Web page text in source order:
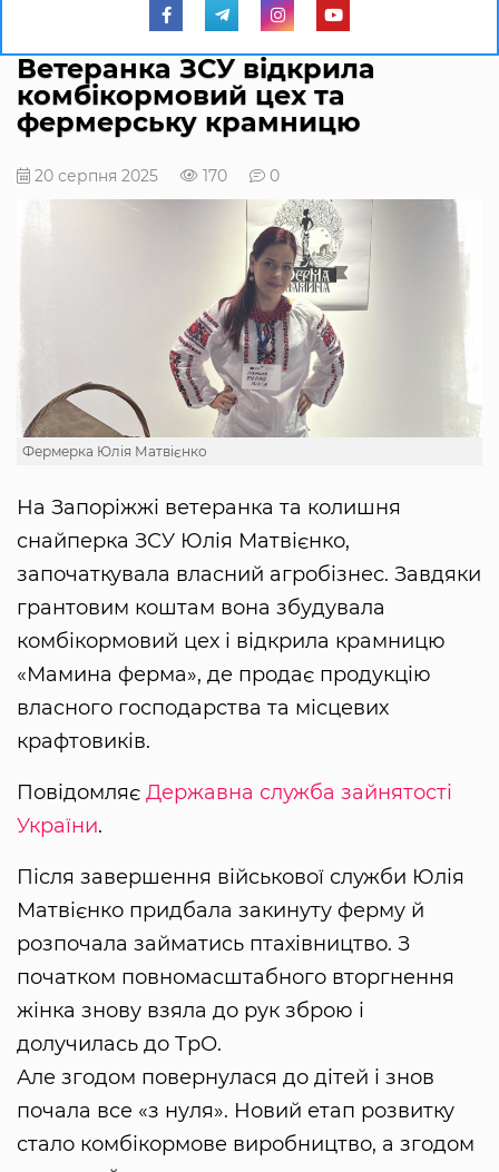
Ветеранка ЗСУ відкрила
комбікормовий цех та
фермерську крамницю
20 серпня 2025 170 0
Фермерка Юлія Матвієнко
На Запоріжжі ветеранка та колишня
снайперка ЗСУ Юлія Матвієнко,
започаткувала власний агробізнес. Завдяки
грантовим коштам вона збудувала
комбікормовий цех і відкрила крамницю
«Мамина ферма», де продає продукцію
власного господарства та місцевих
крафтовиків.
Повідомляє Державна служба зайнятості
України.
Після завершення військової служби Юлія
Матвієнко придбала закинуту ферму й
розпочала займатись птахівництво. З
початком повномасштабного вторгнення
жінка знову взяла до рук зброю і
долучилась до ТрО.
Але згодом повернулася до дітей і знов
почала все «з нуля». Новий етап розвитку
стало комбікормове виробництво, а згодом